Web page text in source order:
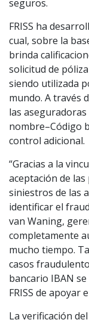
seguros.
FRISS ha
cual, sobre la
brinda
solicitud de
siendo utilizada
mundo. A través
las
nombre–Código
control adicional.
“Gracias a la
aceptación de
siniestros de las
identificar el
van Waning,
completamente
mucho tiempo.
casos
bancario IBAN
FRISS de apoyar
La verificación